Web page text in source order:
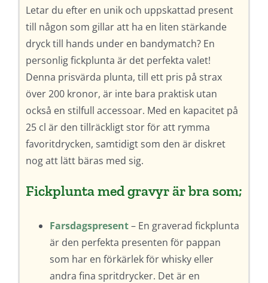
Letar du efter en unik och uppskattad present
till någon som gillar att ha en liten stärkande
dryck till hands under en bandymatch? En
personlig fickplunta är det perfekta valet!
Denna prisvärda plunta, till ett pris på strax
över 200 kronor, är inte bara praktisk utan
också en stilfull accessoar. Med en kapacitet på
25 cl är den tillräckligt stor för att rymma
favoritdrycken, samtidigt som den är diskret
nog att lätt bäras med sig.
Fickplunta med gravyr är bra som;
Farsdagspresent– En graverad fickplunta
är den perfekta presenten för pappan
som har en förkärlek för whisky eller
andra fina spritdrycker. Det är en